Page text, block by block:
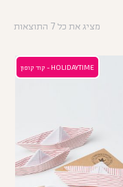
מציג את כל 7 התוצאות
HOLIDAYTIME - קוד קופון